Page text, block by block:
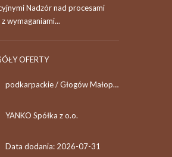
Nadzór nad procesami
wymaganiami...
OFERTY
podkarpackie / Głogów Małopolski
YANKO Spółka z o.o.
Data dodania: 2026-07-31